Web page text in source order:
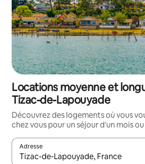
Locations moyenne et
Tizac-de-Lapouyade
Découvrez des logements où vous
chez vous pour un séjour d'un mois
Adresse
Lorsque les résultats s'affichent,